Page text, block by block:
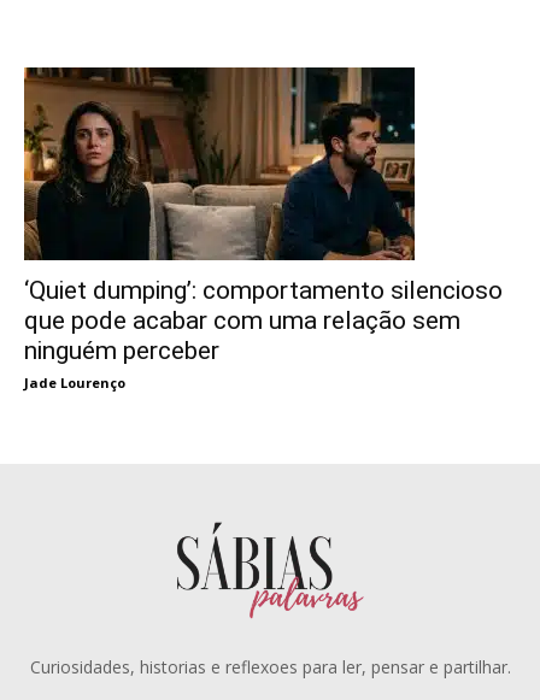
‘Quiet dumping’: comportamento silencioso
que pode acabar com uma relação sem
ninguém perceber
Jade Lourenço
Curiosidades, historias e reflexoes para ler, pensar e partilhar.